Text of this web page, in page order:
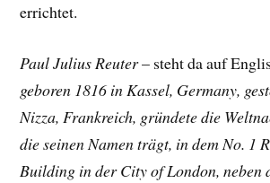
errichtet.
Paul Julius Reuter– steht da auf
geboren 1816 in Kassel, Germany,
Nizza, Frankreich, gründete die
die seinen Namen trägt, in dem No. 1
Building in der City of London, neben